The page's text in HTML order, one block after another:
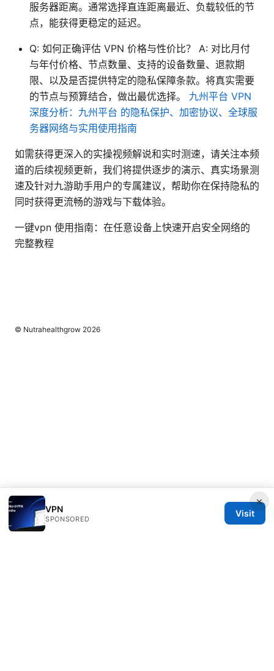
服务器距离。通常选择直连距离最近、负载较低的节
点，能获得更稳定的延迟。
Q: 如何正确评估 VPN 价格与性价比？ A: 对比月付
与年付价格、节点数量、支持的设备数量、退款期
限、以及是否提供特定的隐私保障条款。将真实需要
的节点与预算结合，做出最优选择。 九州平台 VPN
深度分析：九州平台 的隐私保护、加密协议、全球服
务器网络与实用使用指南
如需获得更深入的实操视频解说和实时测速，请关注本频
道的后续视频更新，我们将提供逐步的演示、真实场景测
速及针对九游助手用户的专属建议，帮助你在保持隐私的
同时获得更流畅的游戏与下载体验。
一键vpn 使用指南：在任意设备上快速开启安全网络的
完整教程
×
VPN
SPONSORED
Visit
© Nutrahealthgrow 2026